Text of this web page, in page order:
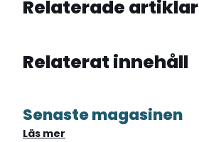
Relaterade artiklar
Relaterat innehåll
Senaste magasinen
Läs mer